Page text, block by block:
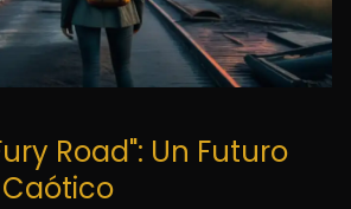
Road": Un Futuro